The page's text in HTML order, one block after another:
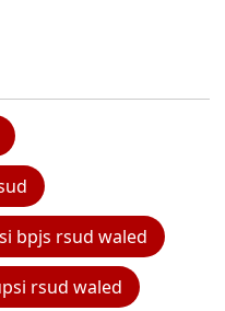
bpjs rsud waled
rsud waled